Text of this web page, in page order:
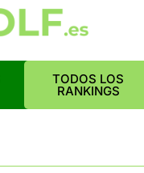
TODOS LOS
RANKINGS